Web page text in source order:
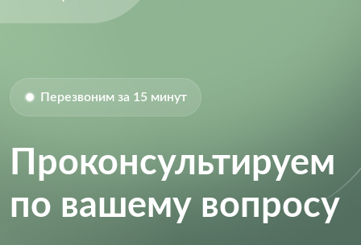
Перезвоним за 15 минут
Проконсультируем
по вашему вопросу